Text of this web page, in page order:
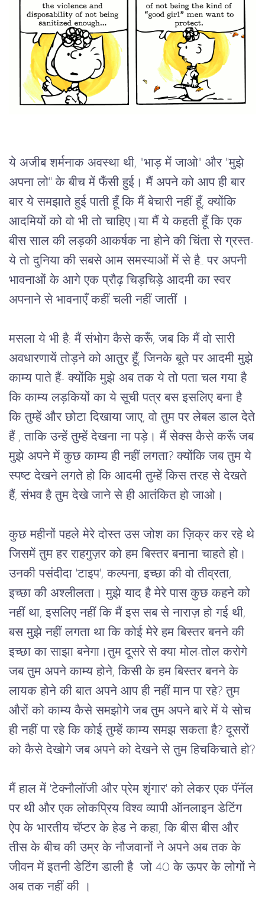
ये अजीब शर्मनाक अवस्था थी, "भाड़ में जाओ" और "मुझे
अपना लो" के बीच में फँसी हुई। मैं अपने को आप ही बार
बार ये समझाते हुई पाती हूँ कि मैं बेचारी नहीं हूँ, क्योंकि
आदमियों को वो भी तो चाहिए।या मैं ये कहती हूँ कि एक
बीस साल की लड़की आकर्षक ना होने की चिंता से ग्रस्त-
ये तो दुनिया की सबसे आम समस्याओं में से है.. पर अपनी
भावनाओं के आगे एक प्रौढ़ चिड़चिड़े आदमी का स्वर
अपनाने से भावनाएँ कहीं चली नहीं जातीं ।
मसला ये भी है: मैं संभोग कैसे करूँ, जब कि मैं वो सारी
अवधारणायें तोड़ने को आतुर हूँ, जिनके बूते पर आदमी मुझे
काम्य पाते हैं- क्योंकि मुझे अब तक ये तो पता चल गया है
कि काम्य लड़कियों का ये सूची पत्र बस इसलिए बना है
कि तुम्हें और छोटा दिखाया जाए, वो तुम पर लेबल डाल देते
हैं , ताकि उन्हें तुम्हें देखना ना पड़े। मैं सेक्स कैसे करूँ जब
मुझे अपने में कुछ काम्य ही नहीं लगता? क्योंकि जब तुम ये
स्पष्ट देखने लगते हो कि आदमी तुम्हें किस तरह से देखते
हैं, संभव है तुम देखे जाने से ही आतंकित हो जाओ।
कुछ महीनों पहले मेरे दोस्त उस जोश का ज़िक्र कर रहे थे
जिसमें तुम हर राहगुज़र को हम बिस्तर बनाना चाहते हो।
उनकी पसंदीदा 'टाइप', कल्पना, इच्छा की वो तीव्रता,
इच्छा की अश्लीलता। मुझे याद है मेरे पास कुछ कहने को
नहीं था, इसलिए नहीं कि मैं इस सब से नाराज़ हो गई थी,
बस मुझे नहीं लगता था कि कोई मेरे हम बिस्तर बनने की
इच्छा का साझा बनेगा।तुम दूसरे से क्या मोल-तोल करोगे
जब तुम अपने काम्य होने, किसी के हम बिस्तर बनने के
लायक होने की बात अपने आप ही नहीं मान पा रहे? तुम
औरों को काम्य कैसे समझोगे जब तुम अपने बारे में ये सोच
ही नहीं पा रहे कि कोई तुम्हें काम्य समझ सकता है? दूसरों
को कैसे देखोगे जब अपने को देखने से तुम हिचकिचाते हो?
मैं हाल में 'टेक्नौलॉजी और प्रेम शृंगार' को लेकर एक पॅनॅल
पर थी और एक लोकप्रिय विश्व व्यापी ऑनलाइन डेटिंग
ऐप के भारतीय चॅप्टर के हेड ने कहा, कि बीस बीस और
तीस के बीच की उम्र के नौजवानों ने अपने अब तक के
जीवन में इतनी डेटिंग डाली है जो 40 के ऊपर के लोगों ने
अब तक नहीं की ।